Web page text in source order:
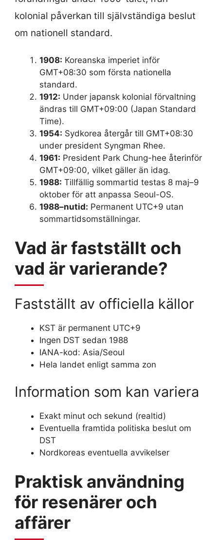
kolonial påverkan till självständiga beslut
om nationell standard.
1908: Koreanska imperiet inför
GMT+08:30 som första nationella
standard.
1912: Under japansk kolonial förvaltning
ändras till GMT+09:00 (Japan Standard
Time).
1954: Sydkorea återgår till GMT+08:30
under president Syngman Rhee.
1961: President Park Chung-hee återinför
GMT+09:00, vilket gäller än idag.
1988: Tillfällig sommartid testas 8 maj–9
oktober för att anpassa Seoul-OS.
1988–nutid: Permanent UTC+9 utan
sommartidsomställningar.
Vad är fastställt och
vad är varierande?
Fastställt av officiella källor
KST är permanent UTC+9
Ingen DST sedan 1988
IANA-kod: Asia/Seoul
Hela landet enligt samma zon
Information som kan variera
Exakt minut och sekund (realtid)
Eventuella framtida politiska beslut om
DST
Nordkoreas eventuella avvikelser
Praktisk användning
för resenärer och
affärer